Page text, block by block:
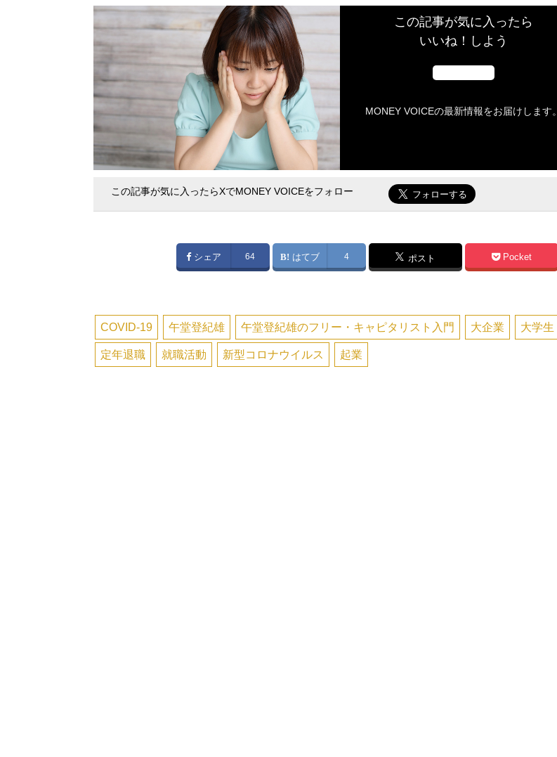
この記事が気に入ったら
いいね！しよう
MONEY VOICEの最新情報をお届けします。
この記事が気に入ったらXでMONEY VOICEをフォロー
シェア 64 はてブ 4 ポスト Pocket
COVID-19 午堂登紀雄 午堂登紀雄のフリー・キャピタリスト入門 大企業 大学生
定年退職 就職活動 新型コロナウイルス 起業